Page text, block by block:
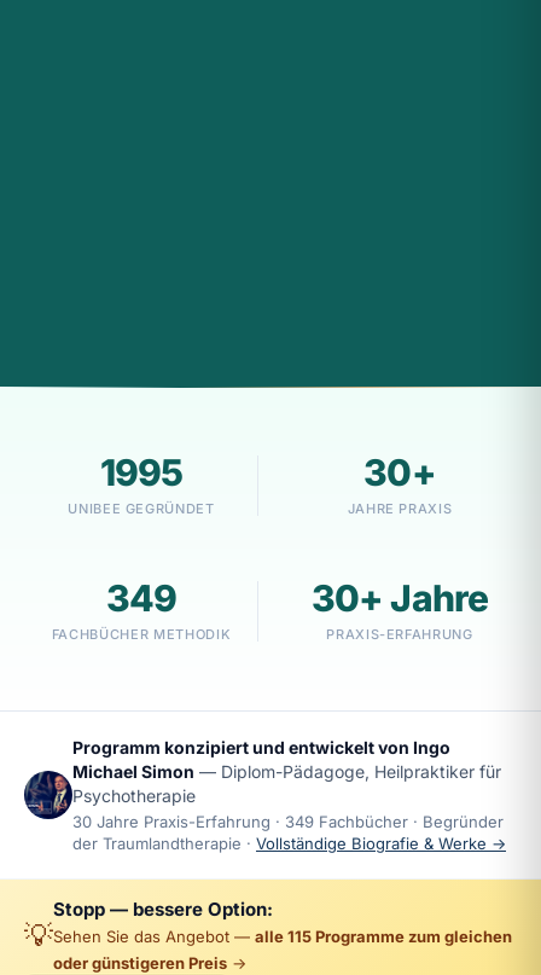
1995
UNIBEE GEGRÜNDET
30+
JAHRE PRAXIS
349
FACHBÜCHER METHODIK
30+ Jahre
PRAXIS-ERFAHRUNG
Programm konzipiert und entwickelt von Ingo
Michael Simon — Diplom-Pädagoge, Heilpraktiker für
Psychotherapie
30 Jahre Praxis-Erfahrung · 349 Fachbücher · Begründer
der Traumlandtherapie · Vollständige Biografie & Werke →
💡
Stopp — bessere Option:
Sehen Sie das Angebot — alle 115 Programme zum gleichen
oder günstigeren Preis →